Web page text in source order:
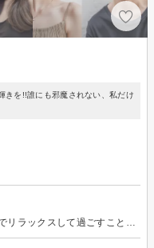
きを!!誰にも邪魔されない、私だけ